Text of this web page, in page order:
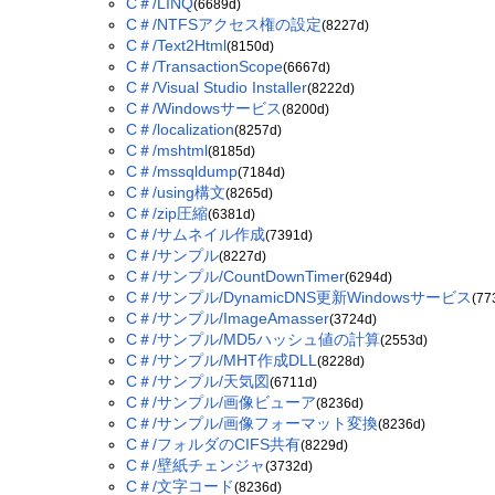
(6689d)
C＃/NTFSアクセス権の設定(8227d)
C＃/Text2Html(8150d)
C＃/TransactionScope(6667d)
C＃/Visual Studio Installer(8222d)
C＃/Windowsサービス(8200d)
C＃/localization(8257d)
C＃/mshtml(8185d)
C＃/mssqldump(7184d)
C＃/using構文(8265d)
C＃/zip圧縮(6381d)
C＃/サムネイル作成(7391d)
C＃/サンプル(8227d)
C＃/サンプル/CountDownTimer(6294d)
C＃/サンプル/DynamicDNS更新Windowsサービス
C＃/サンプル/ImageAmasser(3724d)
C＃/サンプル/MD5ハッシュ値の計算(2553d)
C＃/サンプル/MHT作成DLL(8228d)
C＃/サンプル/天気図(6711d)
C＃/サンプル/画像ビューア(8236d)
C＃/サンプル/画像フォーマット変換(8236d)
C＃/フォルダのCIFS共有(8229d)
C＃/壁紙チェンジャ(3732d)
C＃/文字コード(8236d)